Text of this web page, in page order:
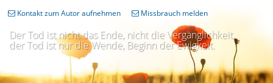
Der Tod ist nicht das Ende, nicht die Vergänglichkeit,
der Tod ist nur die Wende, Beginn der Ewigkeit.
Kontakt zum Autor aufnehmen Missbrauch melden